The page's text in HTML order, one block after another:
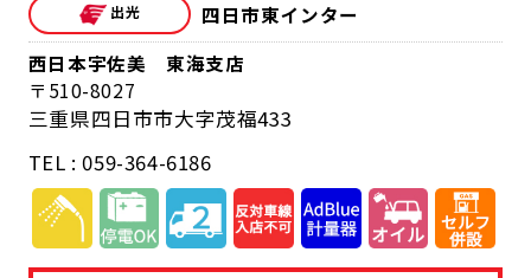
四日市東インター
西日本宇佐美 東海支店
510-8027
三重県四日市市大字茂福433
TEL : 059-364-6186